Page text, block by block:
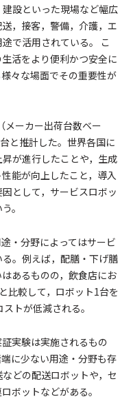
設といった現場など幅広
，接客，警備，介護，エ
で活用されている。 こ
活をより便利かつ安全に
々な場面でその重要性が
メーカー出荷台数ベー
と推計した。世界各国に
が進行したことや，生成
能が向上したこと，導入
として，サービスロボッ
。
・分野によってはサービ
。例えば，配膳・下げ膳
あるものの，飲食店にお
比較して，ロボット1台を
トが低減される。
実験は実施されるもの
に少ない用途・分野も存
どの配送ロボットや，セ
ボットなどがある。